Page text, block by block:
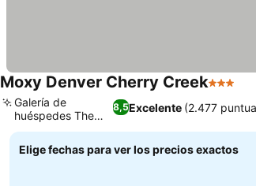
Moxy Denver Cherry Creek3
8,5Excelente (2.477
Galería de
huéspedes The
Stash
Elige fechas para ver los precios exactos